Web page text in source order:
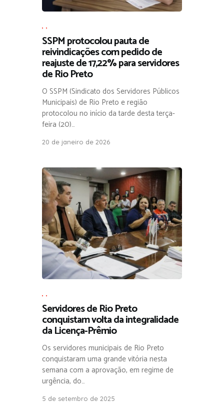
SSPM protocolou pauta de
reivindicações com pedido de
reajuste de 17,22% para servidores
de Rio Preto
O SSPM (Sindicato dos Servidores Públicos
Municipais) de Rio Preto e região
protocolou no início da tarde desta terça-
feira (20)…
20 de janeiro de 2026
, ,
Servidores de Rio Preto
conquistam volta da integralidade
da Licença-Prêmio
Os servidores municipais de Rio Preto
conquistaram uma grande vitória nesta
semana com a aprovação, em regime de
urgência, do…
5 de setembro de 2025